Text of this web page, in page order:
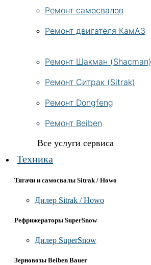
Ремонт самосвалов
Ремонт двигателя КамАЗ
Ремонт Шакман (Shacman)
Ремонт Ситрак (Sitrak)
Ремонт Dongfeng
Ремонт Beiben
Все услуги сервиса
Техника
Тягачи и самосвалы Sitrak / Howo
Дилер Sitrak / Howo
Рефрижераторы SuperSnow
Дилер SuperSnow
Зерновозы Beiben Bauer